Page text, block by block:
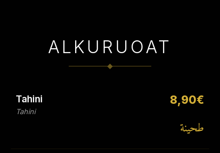
ALKURUOAT
Tahini
Tahini
8,90€
طحينة